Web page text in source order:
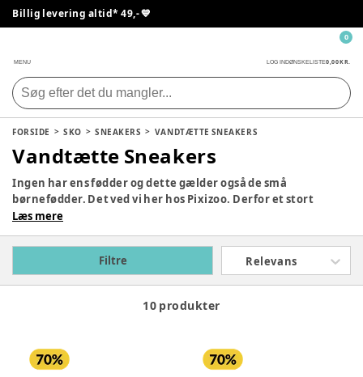
Billig levering altid* 49,- 💙
MENU LOG INDØNSKELISTE0,00 KR.
0
FORSIDE SKO SNEAKERS VANDTÆTTE SNEAKERS
Vandtætte Sneakers
Ingen har ens fødder og dette gælder også de små
børnefødder. Det ved vi her hos Pixizoo. Derfor et stort
udvalg af seje og flotte sneakers. Dyk ned i vores udvalg og
falder i din smag.
Læs mere
Filtre Relevans
10 produkter